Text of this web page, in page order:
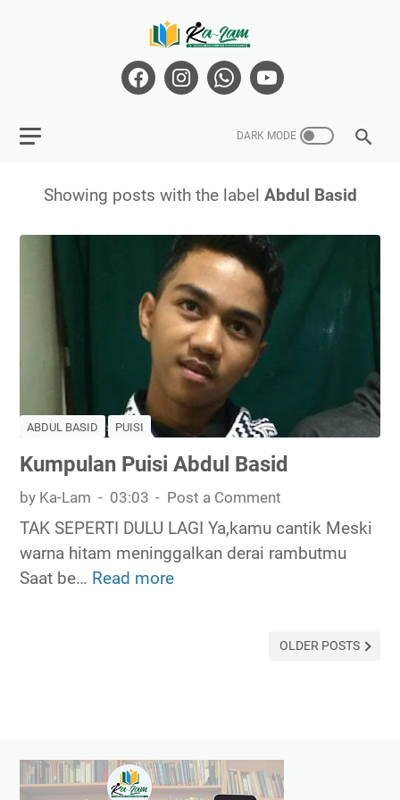
Showing posts with the label Abdul Basid
ABDUL BASID PUISI
Kumpulan Puisi Abdul Basid
by Ka-Lam 03:03 Post a Comment
TAK SEPERTI DULU LAGI Ya,kamu cantik Meski
warna hitam meninggalkan derai rambutmu
Saat be… Read more
n
P
OLDER POSTS